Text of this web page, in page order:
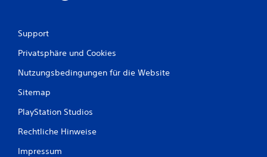
Support
Privatsphäre und Cookies
Nutzungsbedingungen für die Website
Sitemap
PlayStation Studios
Rechtliche Hinweise
Impressum